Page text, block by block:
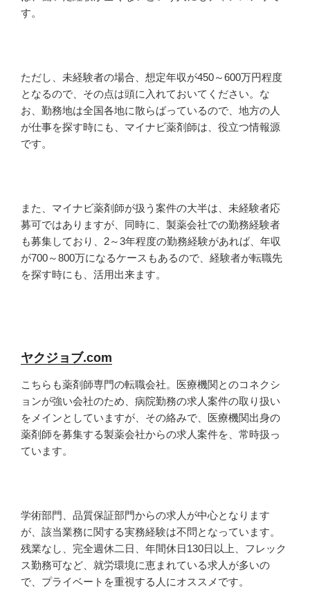
す。
ただし、未経験者の場合、想定年収が450～600万円程度
となるので、その点は頭に入れておいてください。な
お、勤務地は全国各地に散らばっているので、地方の人
が仕事を探す時にも、マイナビ薬剤師は、役立つ情報源
です。
また、マイナビ薬剤師が扱う案件の大半は、未経験者応
募可ではありますが、同時に、製薬会社での勤務経験者
も募集しており、2～3年程度の勤務経験があれば、年収
が700～800万になるケースもあるので、経験者が転職先
を探す時にも、活用出来ます。
ヤクジョブ.com
こちらも薬剤師専門の転職会社。医療機関とのコネクシ
ョンが強い会社のため、病院勤務の求人案件の取り扱い
をメインとしていますが、その絡みで、医療機関出身の
薬剤師を募集する製薬会社からの求人案件を、常時扱っ
ています。
学術部門、品質保証部門からの求人が中心となります
が、該当業務に関する実務経験は不問となっています。
残業なし、完全週休二日、年間休日130日以上、フレック
ス勤務可など、就労環境に恵まれている求人が多いの
で、プライベートを重視する人にオススメです。